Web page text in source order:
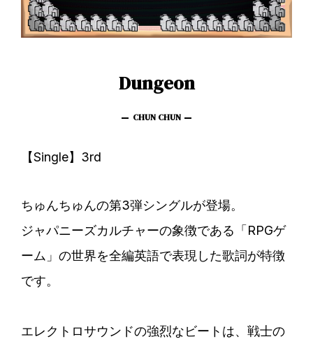
Dungeon
【Single】3rd
ちゅんちゅんの第3弾シングルが登場。
ジャパニーズカルチャーの象徴である「RPGゲ
ーム」の世界を全編英語で表現した歌詞が特徴
です。
エレクトロサウンドの強烈なビートは、戦士の